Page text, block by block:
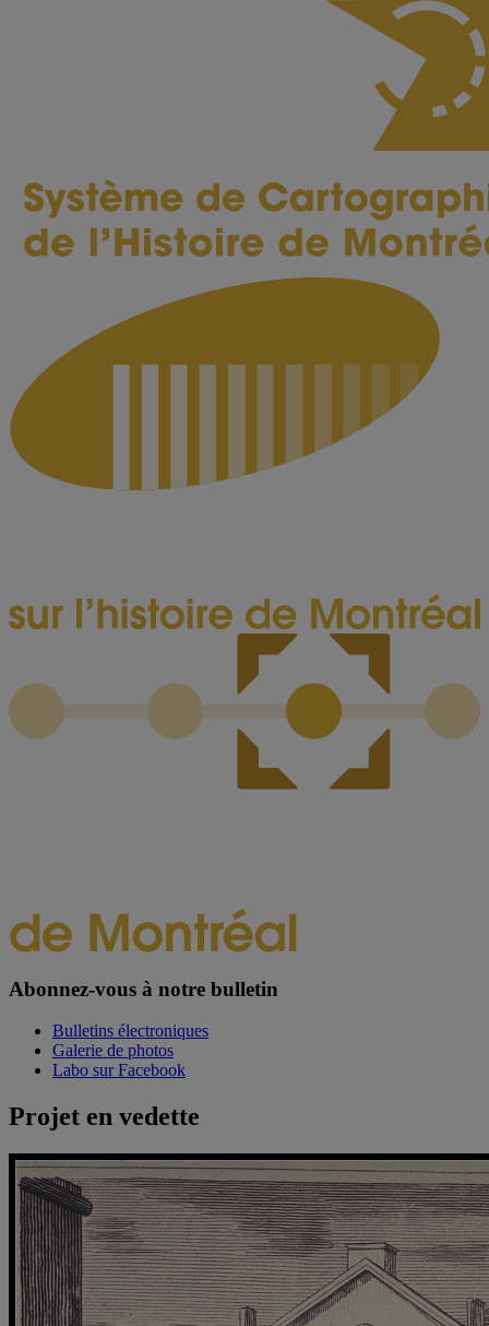
Abonnez-vous à notre bulletin
Bulletins électroniques
Galerie de photos
Labo sur Facebook
Projet en vedette